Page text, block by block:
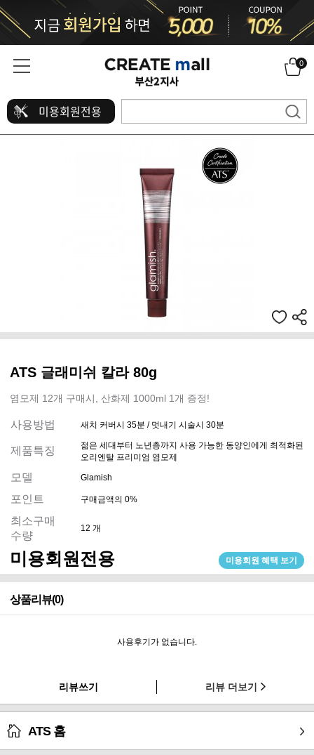
0
미용회원전용
ATS 글래미쉬 칼라 80g
염모제 12개 구매시, 산화제 1000ml 1개 증정!
사용방법 새치 커버시 35분 / 멋내기 시술시 30분
제품특징
젊은 세대부터 노년층까지 사용 가능한 동양인에게 최적화된
오리엔탈 프리미엄 염모제
모델 Glamish
포인트 구매금액의 0%
최소구매
수량
12 개
미용회원전용 미용회원 혜택 보기
상품리뷰(0)
사용후기가 없습니다.
리뷰쓰기 리뷰 더보기
ATS 홈